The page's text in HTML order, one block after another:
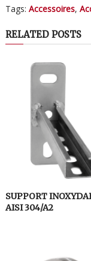
Tags: Accessoires,
RELATED POSTS
SUPPORT
AISI 304/A2